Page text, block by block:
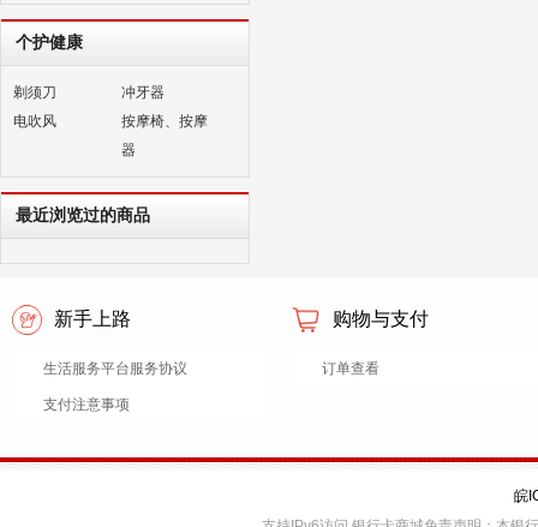
个护健康
剃须刀
冲牙器
电吹风
按摩椅、按摩
器
最近浏览过的商品
新手上路
生活服务平台服务协议
支付注意事项
购物与支付
订单查看
皖